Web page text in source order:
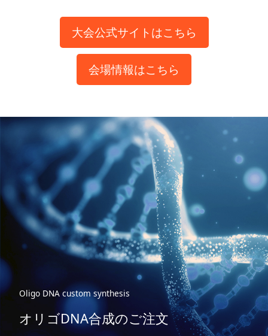
大会公式サイトはこちら
会場情報はこちら
Oligo DNA custom synthesis
オリゴDNA合成のご注文